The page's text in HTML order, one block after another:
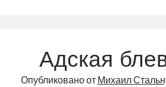
В мире
Интеграция
Интервью
Адская
Опубликовано от Михаил